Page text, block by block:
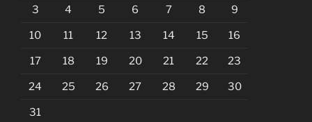
3 4 5 6 7 8 9
10 11 12 13 14 15 16
17 18 19 20 21 22 23
24 25 26 27 28 29 30
31